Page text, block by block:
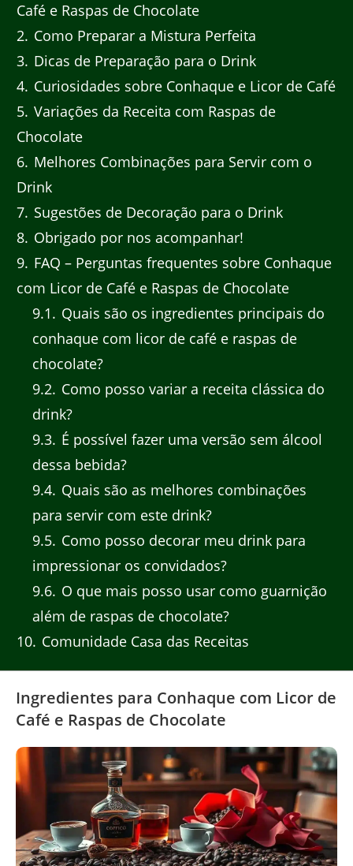
Café e Raspas de Chocolate
2 Como Preparar a Mistura Perfeita
3 Dicas de Preparação para o Drink
4 Curiosidades sobre Conhaque e Licor de Café
5 Variações da Receita com Raspas de
Chocolate
6 Melhores Combinações para Servir com o
Drink
7 Sugestões de Decoração para o Drink
8 Obrigado por nos acompanhar!
9 FAQ – Perguntas frequentes sobre Conhaque
com Licor de Café e Raspas de Chocolate
9.1
Quais são os ingredientes principais do
conhaque com licor de café e raspas de
chocolate?
9.2 Como posso variar a receita clássica do
drink?
9.3 É possível fazer uma versão sem álcool
dessa bebida?
9.4 Quais são as melhores combinações
para servir com este drink?
9.5 Como posso decorar meu drink para
impressionar os convidados?
9.6 O que mais posso usar como guarnição
além de raspas de chocolate?
10 Comunidade Casa das Receitas
Ingredientes para Conhaque com Licor de
Café e Raspas de Chocolate